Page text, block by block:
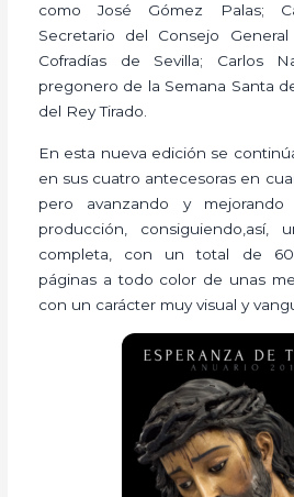
como José Gómez Palas;
Secretario del Consejo
Cofradías de Sevilla; Carlos
pregonero de la Semana Santa
del Rey Tirado.
En esta nueva edición se
en sus cuatro antecesoras en
pero avanzando y
producción, consiguiendo,así,
completa, con un total de 60
páginas a todo color de unas
con un carácter muy visual y